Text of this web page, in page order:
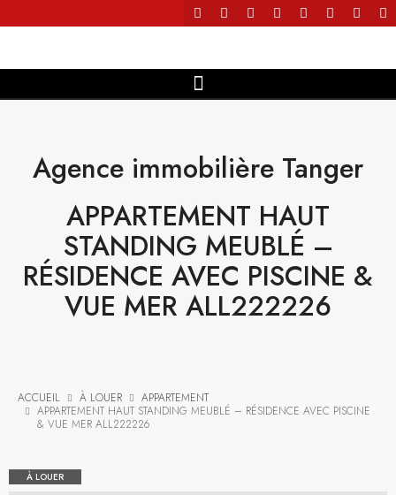
Agence immobilière Tanger
APPARTEMENT HAUT
STANDING MEUBLÉ –
RÉSIDENCE AVEC PISCINE &
VUE MER ALL222226
ACCUEIL À LOUER
APPARTEMENT
APPARTEMENT HAUT STANDING MEUBLÉ – RÉSIDENCE AVEC PISCINE
& VUE MER ALL222226
À LOUER